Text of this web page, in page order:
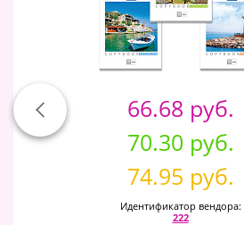
66.68 руб.
70.30 руб.
74.95 руб.
Идентификатор вендора:
222